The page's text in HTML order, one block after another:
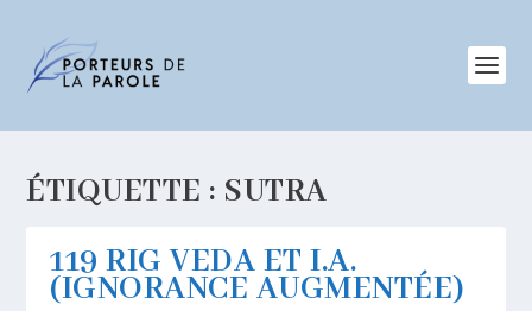
ÉTIQUETTE : SUTRA
119 RIG VEDA ET I.A.
(IGNORANCE AUGMENTÉE)